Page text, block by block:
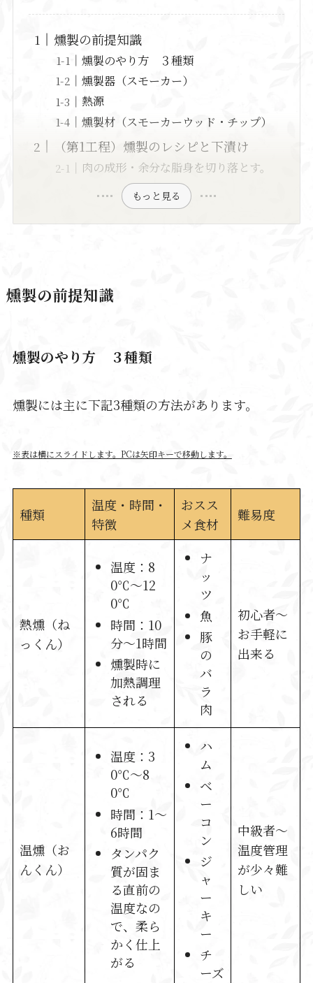
燻製の前提知識
燻製のやり方 ３種類
燻製器（スモーカー）
熱源
燻製材（スモーカーウッド・チップ）
（第1工程）燻製のレシピと下漬け
肉の成形・余分な脂身を切り落とす。
もっと見る
燻製の前提知識
燻製のやり方 ３種類
燻製には主に下記3種類の方法があります。
※表は横にスライドします。PCは矢印キーで移動します。
種類
温度・時間・
特徴
おスス
メ食材
難易度
熱燻（ね
っくん）
温度：8
0℃～12
0℃
時間：10
分～1時間
燻製時に
加熱調理
される
ナ
ッ
ツ
魚
豚
の
バ
ラ
肉
初心者～
お手軽に
出来る
温燻（お
んくん）
温度：3
0℃～8
0℃
時間：1～
6時間
タンパク
質が固ま
る直前の
温度なの
で、柔ら
かく仕上
がる
ハ
ム
ベ
ー
コ
ン
ジ
ャ
ー
キ
ー
チ
ーズ
中級者～
温度管理
が少々難
しい